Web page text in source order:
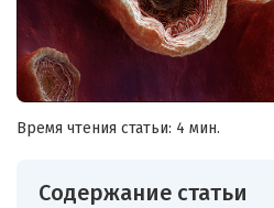
Время чтения статьи: 4 мин.
Содержание статьи